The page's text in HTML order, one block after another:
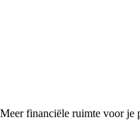
Meer financiële ruimte voor je